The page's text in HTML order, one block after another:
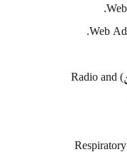
مذيع (راديو وتليفزيون) Radio and
أخصائي علاج تنفسي Respiratory